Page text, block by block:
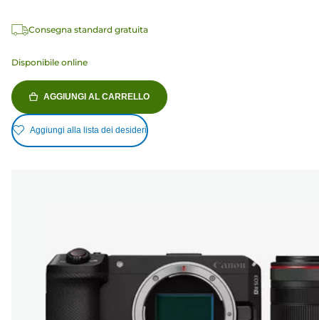
Consegna standard gratuita
Disponibile online
AGGIUNGI AL CARRELLO
Aggiungi alla lista dei desideri